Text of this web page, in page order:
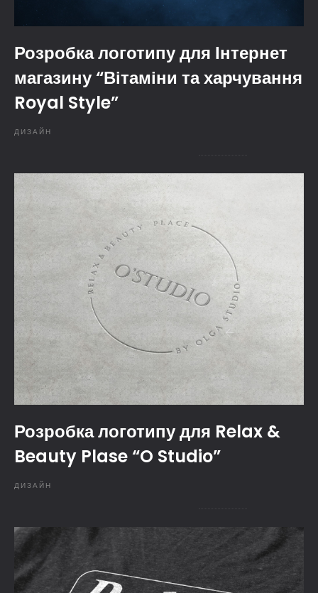
Розробка логотипу для Інтернет
магазину “Вітаміни та харчування
Royal Style”
ДИЗАЙН
Розробка логотипу для Relax &
Beauty Plase “O Studio”
ДИЗАЙН